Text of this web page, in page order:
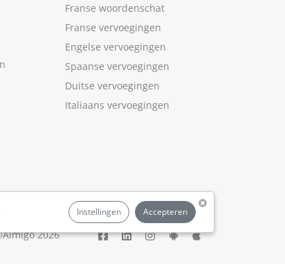
. Instellingen Accepteren
Franse woordenschat
Franse vervoegingen
Engelse vervoegingen
Spaanse vervoegingen
Duitse vervoegingen
Italiaans vervoegingen
2026